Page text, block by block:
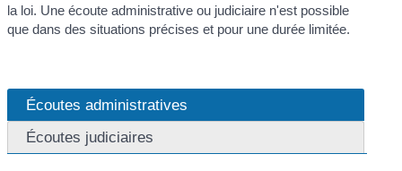
la loi. Une écoute administrative ou judiciaire n'est possible
que dans des situations précises et pour une durée limitée.
Écoutes administratives
Écoutes judiciaires